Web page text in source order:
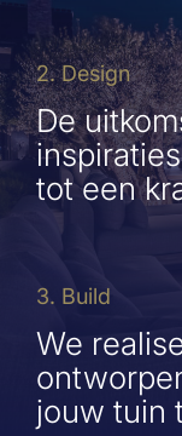
2. Design
De
tot een
3. Build
We
jouw tuin